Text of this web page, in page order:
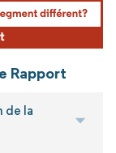
Rapport
de la